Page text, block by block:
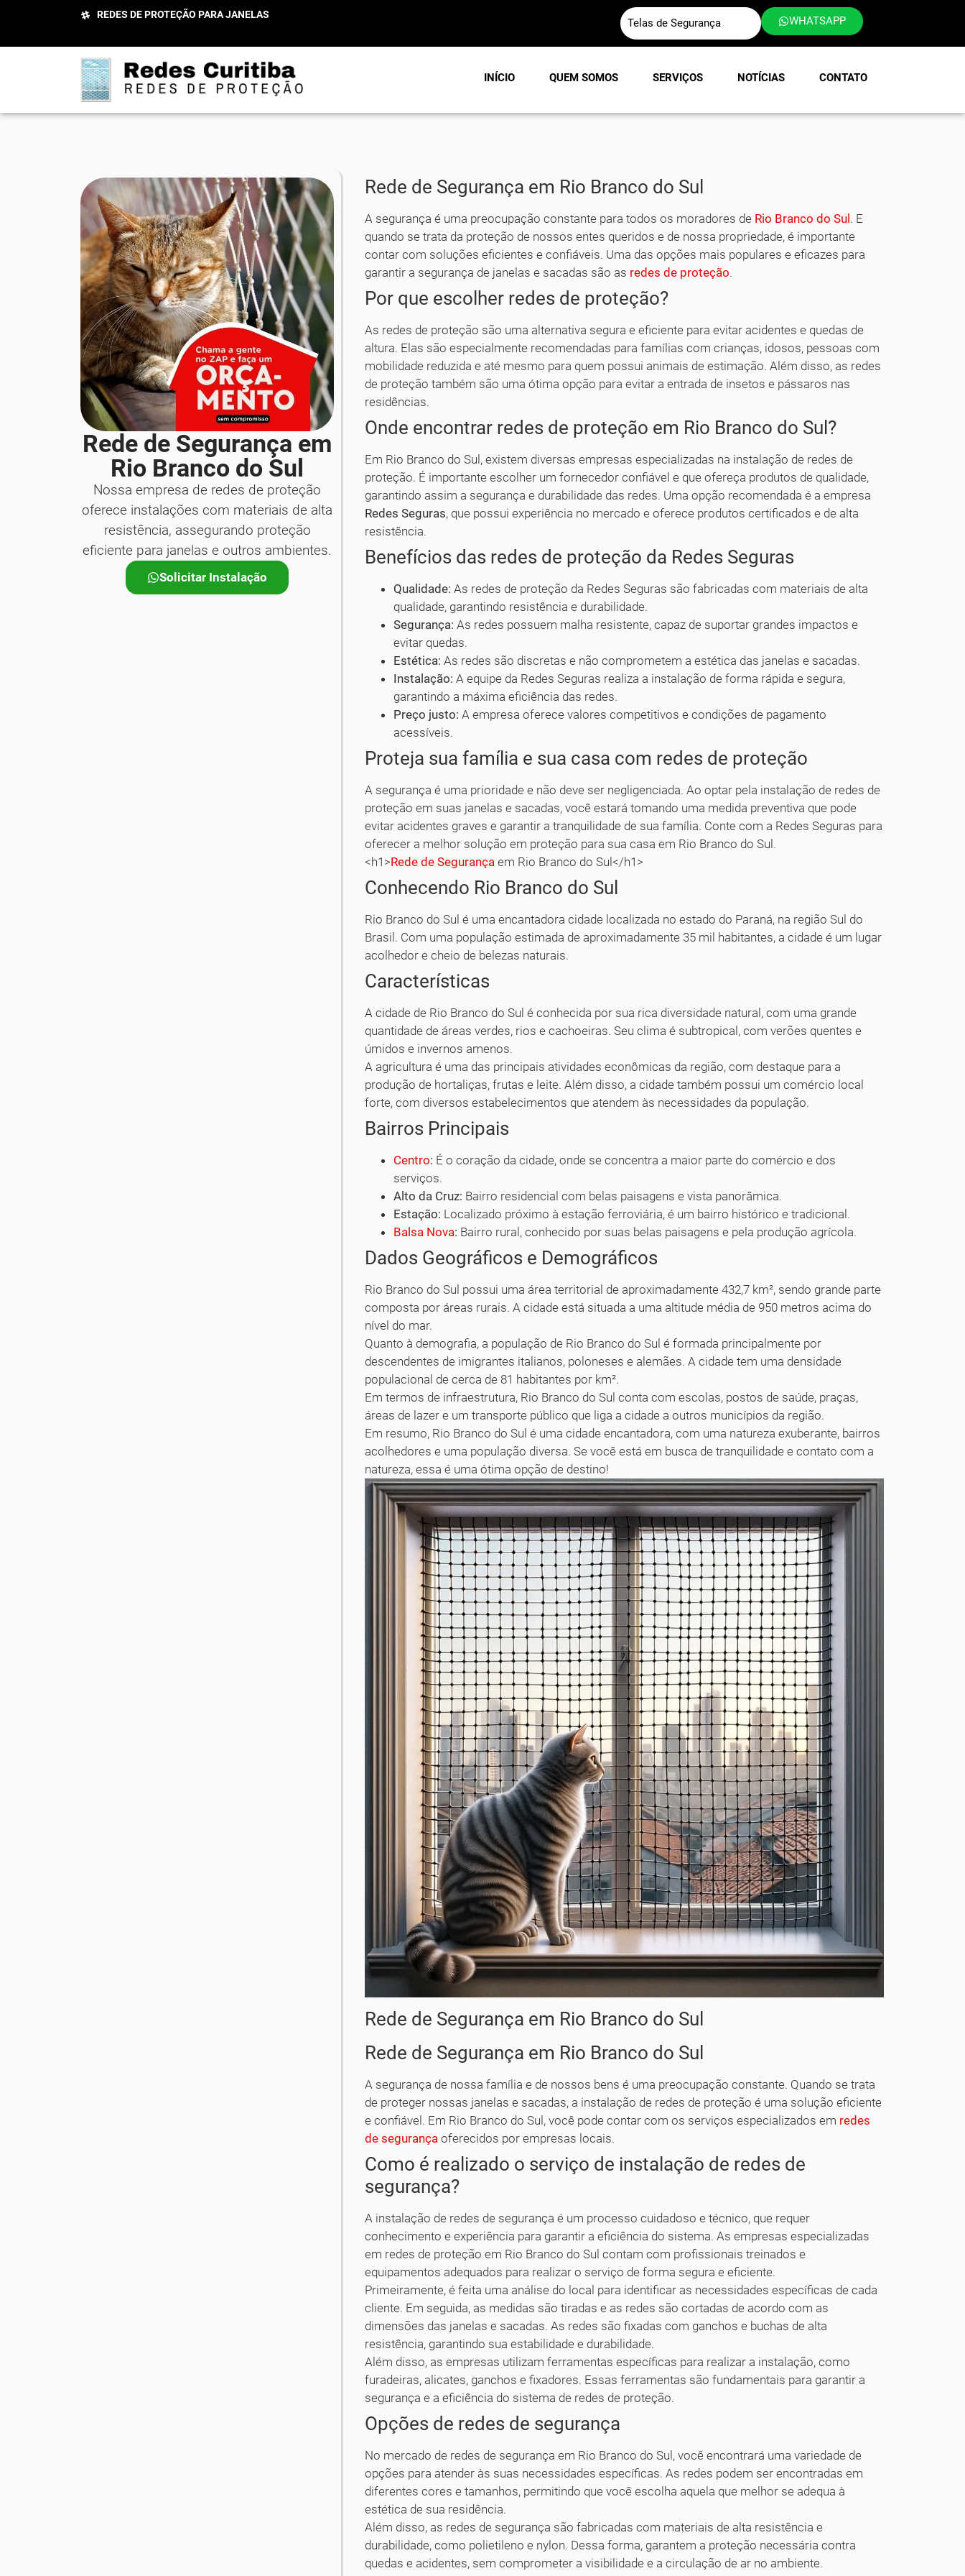
REDES DE PROTEÇÃO PARA JANELAS
Telas de Segurança WHATSAPP
INÍCIO QUEM SOMOS SERVIÇOS NOTÍCIAS CONTATO
Rede de Segurança em
Rio Branco do Sul
Nossa empresa de redes de proteção
oferece instalações com materiais de alta
resistência, assegurando proteção
eficiente para janelas e outros ambientes.
Solicitar Instalação
Rede de Segurança em Rio Branco do Sul
A segurança é uma preocupação constante para todos os moradores de Rio Branco do Sul. E
quando se trata da proteção de nossos entes queridos e de nossa propriedade, é importante
contar com soluções eficientes e confiáveis. Uma das opções mais populares e eficazes para
garantir a segurança de janelas e sacadas são as redes de proteção.
Por que escolher redes de proteção?
As redes de proteção são uma alternativa segura e eficiente para evitar acidentes e quedas de
altura. Elas são especialmente recomendadas para famílias com crianças, idosos, pessoas com
mobilidade reduzida e até mesmo para quem possui animais de estimação. Além disso, as redes
de proteção também são uma ótima opção para evitar a entrada de insetos e pássaros nas
residências.
Onde encontrar redes de proteção em Rio Branco do Sul?
Em Rio Branco do Sul, existem diversas empresas especializadas na instalação de redes de
proteção. É importante escolher um fornecedor confiável e que ofereça produtos de qualidade,
garantindo assim a segurança e durabilidade das redes. Uma opção recomendada é a empresa
Redes Seguras, que possui experiência no mercado e oferece produtos certificados e de alta
resistência.
Benefícios das redes de proteção da Redes Seguras
Qualidade: As redes de proteção da Redes Seguras são fabricadas com materiais de alta
qualidade, garantindo resistência e durabilidade.
Segurança: As redes possuem malha resistente, capaz de suportar grandes impactos e
evitar quedas.
Estética: As redes são discretas e não comprometem a estética das janelas e sacadas.
Instalação: A equipe da Redes Seguras realiza a instalação de forma rápida e segura,
garantindo a máxima eficiência das redes.
Preço justo: A empresa oferece valores competitivos e condições de pagamento
acessíveis.
Proteja sua família e sua casa com redes de proteção
A segurança é uma prioridade e não deve ser negligenciada. Ao optar pela instalação de redes de
proteção em suas janelas e sacadas, você estará tomando uma medida preventiva que pode
evitar acidentes graves e garantir a tranquilidade de sua família. Conte com a Redes Seguras para
oferecer a melhor solução em proteção para sua casa em Rio Branco do Sul.
<h1>Rede de Segurança em Rio Branco do Sul</h1>
Conhecendo Rio Branco do Sul
Rio Branco do Sul é uma encantadora cidade localizada no estado do Paraná, na região Sul do
Brasil. Com uma população estimada de aproximadamente 35 mil habitantes, a cidade é um lugar
acolhedor e cheio de belezas naturais.
Características
A cidade de Rio Branco do Sul é conhecida por sua rica diversidade natural, com uma grande
quantidade de áreas verdes, rios e cachoeiras. Seu clima é subtropical, com verões quentes e
úmidos e invernos amenos.
A agricultura é uma das principais atividades econômicas da região, com destaque para a
produção de hortaliças, frutas e leite. Além disso, a cidade também possui um comércio local
forte, com diversos estabelecimentos que atendem às necessidades da população.
Bairros Principais
Centro: É o coração da cidade, onde se concentra a maior parte do comércio e dos
serviços.
Alto da Cruz: Bairro residencial com belas paisagens e vista panorâmica.
Estação: Localizado próximo à estação ferroviária, é um bairro histórico e tradicional.
Balsa Nova: Bairro rural, conhecido por suas belas paisagens e pela produção agrícola.
Dados Geográficos e Demográficos
Rio Branco do Sul possui uma área territorial de aproximadamente 432,7 km², sendo grande parte
composta por áreas rurais. A cidade está situada a uma altitude média de 950 metros acima do
nível do mar.
Quanto à demografia, a população de Rio Branco do Sul é formada principalmente por
descendentes de imigrantes italianos, poloneses e alemães. A cidade tem uma densidade
populacional de cerca de 81 habitantes por km².
Em termos de infraestrutura, Rio Branco do Sul conta com escolas, postos de saúde, praças,
áreas de lazer e um transporte público que liga a cidade a outros municípios da região.
Em resumo, Rio Branco do Sul é uma cidade encantadora, com uma natureza exuberante, bairros
acolhedores e uma população diversa. Se você está em busca de tranquilidade e contato com a
natureza, essa é uma ótima opção de destino!
Rede de Segurança em Rio Branco do Sul
Rede de Segurança em Rio Branco do Sul
A segurança de nossa família e de nossos bens é uma preocupação constante. Quando se trata
de proteger nossas janelas e sacadas, a instalação de redes de proteção é uma solução eficiente
e confiável. Em Rio Branco do Sul, você pode contar com os serviços especializados em redes
de segurança oferecidos por empresas locais.
Como é realizado o serviço de instalação de redes de
segurança?
A instalação de redes de segurança é um processo cuidadoso e técnico, que requer
conhecimento e experiência para garantir a eficiência do sistema. As empresas especializadas
em redes de proteção em Rio Branco do Sul contam com profissionais treinados e
equipamentos adequados para realizar o serviço de forma segura e eficiente.
Primeiramente, é feita uma análise do local para identificar as necessidades específicas de cada
cliente. Em seguida, as medidas são tiradas e as redes são cortadas de acordo com as
dimensões das janelas e sacadas. As redes são fixadas com ganchos e buchas de alta
resistência, garantindo sua estabilidade e durabilidade.
Além disso, as empresas utilizam ferramentas específicas para realizar a instalação, como
furadeiras, alicates, ganchos e fixadores. Essas ferramentas são fundamentais para garantir a
segurança e a eficiência do sistema de redes de proteção.
Opções de redes de segurança
No mercado de redes de segurança em Rio Branco do Sul, você encontrará uma variedade de
opções para atender às suas necessidades específicas. As redes podem ser encontradas em
diferentes cores e tamanhos, permitindo que você escolha aquela que melhor se adequa à
estética de sua residência.
Além disso, as redes de segurança são fabricadas com materiais de alta resistência e
durabilidade, como polietileno e nylon. Dessa forma, garantem a proteção necessária contra
quedas e acidentes, sem comprometer a visibilidade e a circulação de ar no ambiente.